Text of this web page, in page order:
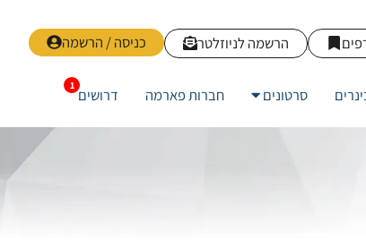
כניסה / הרשמה הרשמה לניוזלטר
סרטונים חברות פארמה דרושים